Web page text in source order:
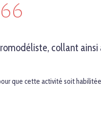
collant
que cette activité soit